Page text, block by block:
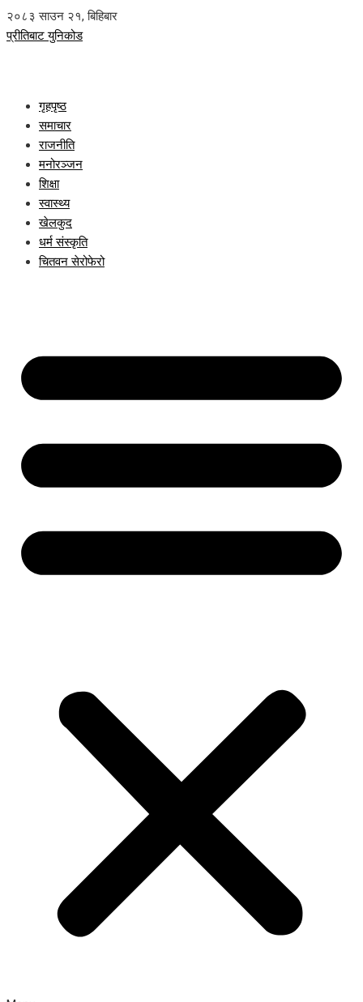
२०८३ साउन २१, बिहिबार
प्रीतिबाट युनिकोड
गृहपृष्ठ
समाचार
राजनीति
मनोरञ्जन
शिक्षा
स्वास्थ्य
खेलकुद
धर्म संस्कृति
चितवन सेरोफेरो